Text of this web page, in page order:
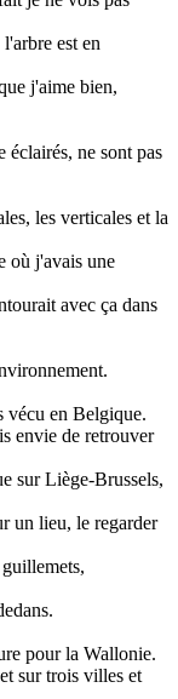
est en
j'aime bien,
éclairés, ne sont pas
les verticales et la
où j'avais une
avec ça dans
vécu en Belgique.
envie de retrouver
sur Liège-Brussels,
un lieu, le regarder
pour la Wallonie.
sur trois villes et